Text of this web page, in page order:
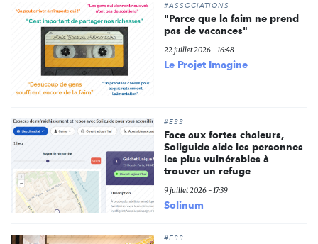
#ASSOCIATIONS
"Parce que la faim ne prend
pas de vacances"
22 juillet 2026 - 16:48
Le Projet Imagine
#ESS
Face aux fortes chaleurs,
Soliguide aide les personnes
les plus vulnérables à
trouver un refuge
9 juillet 2026 - 17:39
Solinum
#ESS